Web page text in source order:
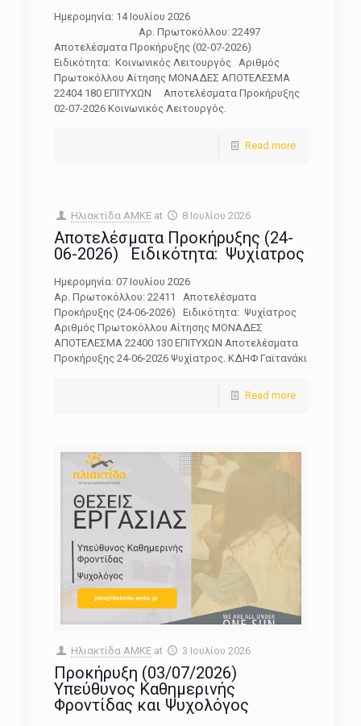
Ημερομηνία: 14 Ιουλίου 2026
Αρ. Πρωτοκόλλου: 22497
Αποτελέσματα Προκήρυξης (02-07-2026)
Ειδικότητα: Κοινωνικός Λειτουργός Αριθμός
Πρωτοκόλλου Αίτησης ΜΟΝΑΔΕΣ ΑΠΟΤΕΛΕΣΜΑ
22404 180 ΕΠΙΤΥΧΩΝ Αποτελέσματα Προκήρυξης
02-07-2026 Κοινωνικός Λειτουργός.
Read more
Ηλιακτίδα ΑΜΚΕ at 8 Ιουλίου 2026
Αποτελέσματα Προκήρυξης (24-
06-2026) Ειδικότητα: Ψυχίατρος
Ημερομηνία: 07 Ιουλίου 2026
Αρ. Πρωτοκόλλου: 22411 Αποτελέσματα
Προκήρυξης (24-06-2026) Ειδικότητα: Ψυχίατρος
Αριθμός Πρωτοκόλλου Αίτησης ΜΟΝΑΔΕΣ
ΑΠΟΤΕΛΕΣΜΑ 22400 130 ΕΠΙΤΥΧΩΝ Αποτελέσματα
Προκήρυξης 24-06-2026 Ψυχίατρος. ΚΔΗΦ Γαϊτανάκι
Read more
Ηλιακτίδα ΑΜΚΕ at 3 Ιουλίου 2026
Προκήρυξη (03/07/2026)
Υπεύθυνος Καθημερινής
Φροντίδας και Ψυχολόγος